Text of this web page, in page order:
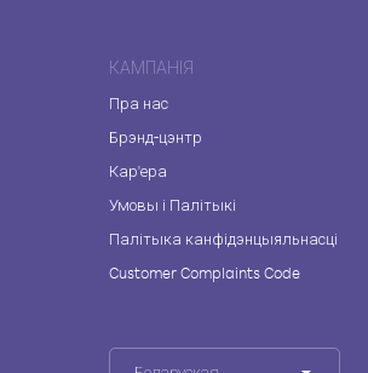
КАМПАНІЯ
Пра нас
Брэнд-цэнтр
Кар'ера
Умовы і Палітыкі
Палітыка канфідэнцыяльнасці
Customer Complaints Code